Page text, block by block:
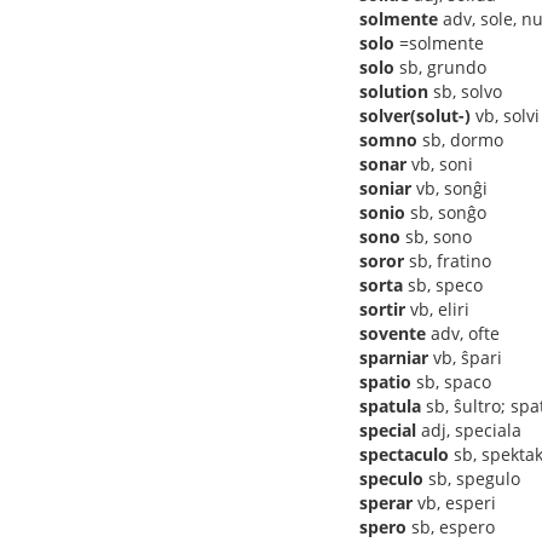
solmente adv, sole,
solo =solmente
solo sb, grundo
solution sb, solvo
solver(solut-) vb, solvi
somno sb, dormo
sonar vb, soni
soniar vb, sonĝi
sonio sb, sonĝo
sono sb, sono
soror sb, fratino
sorta sb, speco
sortir vb, eliri
sovente adv, ofte
sparniar vb, ŝpari
spatio sb, spaco
spatula sb, ŝultro;
special adj, speciala
spectaculo sb,
speculo sb, spegulo
sperar vb, esperi
spero sb, espero